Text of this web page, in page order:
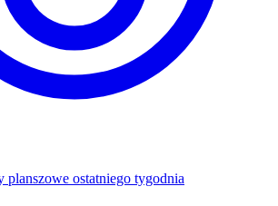
planszowe ostatniego tygodnia